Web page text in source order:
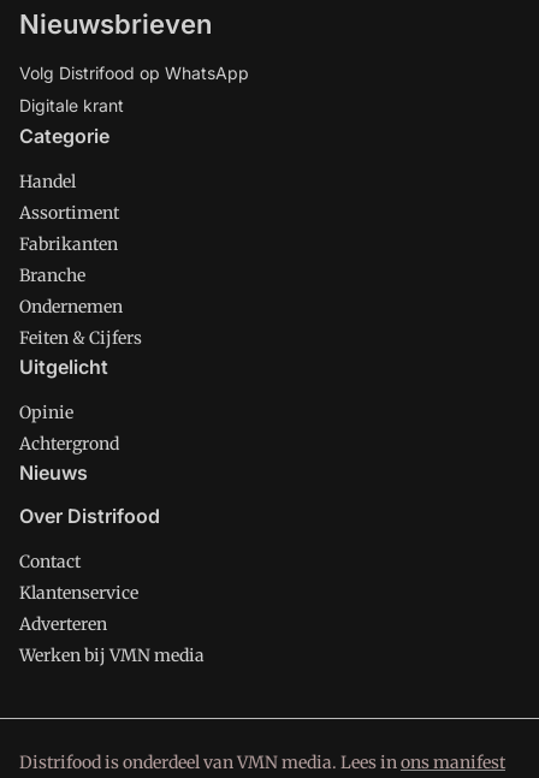
Nieuwsbrieven
Volg Distrifood op WhatsApp
Digitale krant
Categorie
Handel
Assortiment
Fabrikanten
Branche
Ondernemen
Feiten & Cijfers
Uitgelicht
Opinie
Achtergrond
Nieuws
Over Distrifood
Contact
Klantenservice
Adverteren
Werken bij VMN media
Distrifood is onderdeel van VMN media. Lees inons manifest